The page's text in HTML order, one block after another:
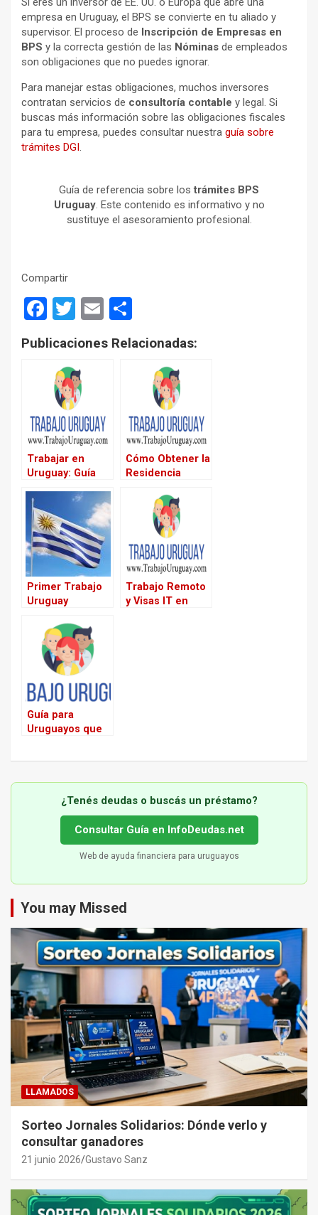
empresa en Uruguay, el BPS se convierte en tu aliado y
supervisor. El proceso de Inscripción de Empresas en
BPS y la correcta gestión de las Nóminas de empleados
son obligaciones que no puedes ignorar.
Para manejar estas obligaciones, muchos inversores
contratan servicios de consultoría contable y legal. Si
buscas más información sobre las obligaciones fiscales
para tu empresa, puedes consultar nuestra guía sobre
trámites DGI.
Guía de referencia sobre lostrámites BPS
Uruguay. Este contenido es informativo y no
sustituye el asesoramiento profesional.
Compartir
F
a
ce
b
o
o
k
T
wi
tt
er
E
m
ail ar
Publicaciones Relacionadas:
Trabajar en
Uruguay: Guía
Inversores y
Visas
Cómo Obtener la
Residencia
Guía de Trámites
y Beneficios para
Expatriados
Primer Trabajo
Uruguay
Guía Práctica
para Iniciar tu
Vida Laboral
Trabajo Remoto
y Visas IT en
Guía para
Uruguayos que
¿Tenés deudas o buscás un préstamo?
Consultar Guía en InfoDeudas.net
Web de ayuda financiera para uruguayos
You may Missed
LLAMADOS
Sorteo Jornales Solidarios: Dónde verlo y
consultar ganadores
21 junio 2026 Gustavo Sanz